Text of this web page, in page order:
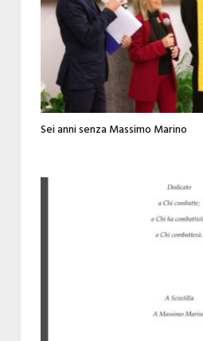
Sei anni senza Massimo Marino